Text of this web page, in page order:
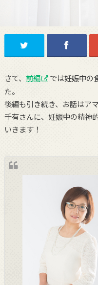
さて、 前編
では妊娠中の
た。
後編も引き続き、お話はア
千有さんに、妊娠中の精神
いきます！